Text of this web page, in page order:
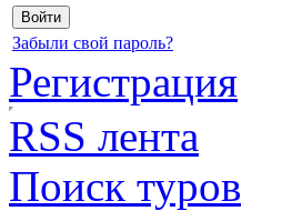
Забыли свой пароль?
Регистрация
RSS лента
Поиск туров